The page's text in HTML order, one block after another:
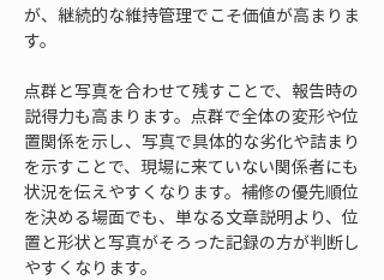
が、継続的な維持管理でこそ価値が高まりま
す。
点群と写真を合わせて残すことで、報告時の
説得力も高まります。点群で全体の変形や位
置関係を示し、写真で具体的な劣化や詰まり
を示すことで、現場に来ていない関係者にも
状況を伝えやすくなります。補修の優先順位
を決める場面でも、単なる文章説明より、位
置と形状と写真がそろった記録の方が判断し
やすくなります。